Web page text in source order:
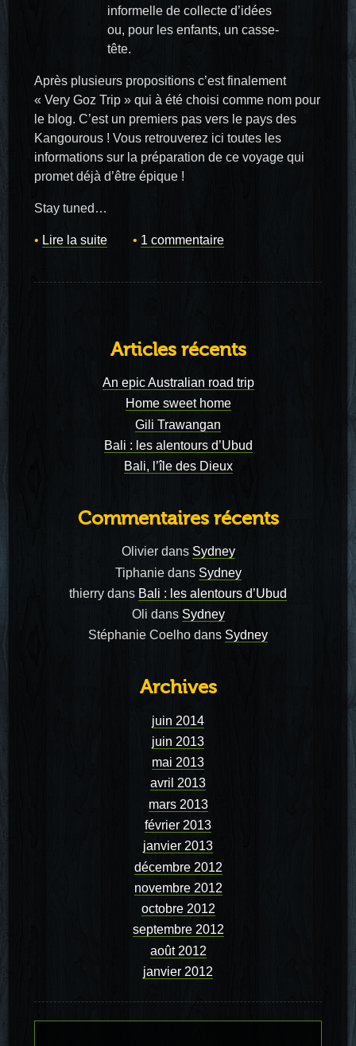
informelle de collecte d’idées
ou, pour les enfants, un casse-
tête.
Après plusieurs propositions c’est finalement
« Very Goz Trip » qui à été choisi comme nom pour
le blog. C’est un premiers pas vers le pays des
Kangourous ! Vous retrouverez ici toutes les
informations sur la préparation de ce voyage qui
promet déjà d’être épique !
Stay tuned…
Lire la suite 1 commentaire
Articles récents
An epic Australian road trip
Home sweet home
Gili Trawangan
Bali : les alentours d’Ubud
Bali, l’île des Dieux
Commentaires récents
Olivierdans Sydney
Tiphaniedans Sydney
thierry dans Bali : les alentours d’Ubud
Oli dans Sydney
Stéphanie Coelho dans Sydney
Archives
juin 2014
juin 2013
mai 2013
avril 2013
mars 2013
février 2013
janvier 2013
décembre 2012
novembre 2012
octobre 2012
septembre 2012
août 2012
janvier 2012